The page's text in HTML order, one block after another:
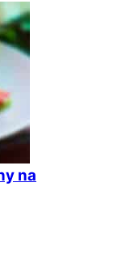
na